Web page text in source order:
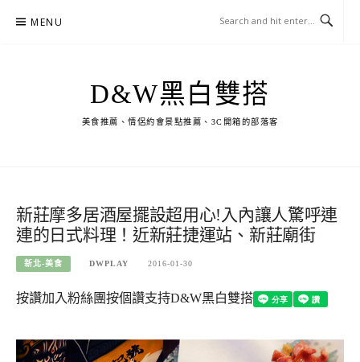
MENU
D&W黑白雙搭
美食推薦、情侶約會景點推薦、3C開箱的部落客
新莊摩多居酒屋擺設超用心!入內讓人驚呼連
連的日式料理！近新莊捷運站、新莊廟街
新北-美食 DWPLAY 2016-01-30
按讚加入粉絲團按個讚支持D&W黑白雙搭